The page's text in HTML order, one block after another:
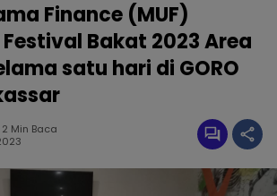
Finance (MUF)
Bakat 2023 Area
satu hari di GORO
2 Min Baca